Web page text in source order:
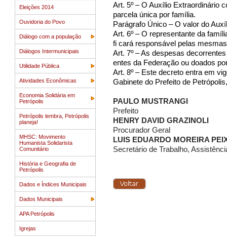
Eleições 2014
Ouvidoria do Povo
Diálogo com a população
Diálogos Intermunicipais
Utilidade Pública
Atividades Econômicas
Economia Solidária em
Petrópolis
Petrópolis lembra, Petrópolis
planeja!
MHSC: Movimento
Humanista Solidarista
Comunitário
História e Geografia de
Petrópolis
Dados e Índices Municipais
Dados Municipais
APA Petrópolis
Igrejas
Art. 5º – O Auxílio Extraordinário
parcela única por família.
Parágrafo Único – O valor do
Art. 6º – O representante da
fi cará responsável pelas
Art. 7º – As despesas
entes da Federação ou doados
Art. 8º – Este decreto entra em
Gabinete do Prefeito de
PAULO MUSTRANGI
Prefeito
HENRY DAVID GRAZINOLI
Procurador Geral
LUIS EDUARDO MOREIRA
Secretário de Trabalho,